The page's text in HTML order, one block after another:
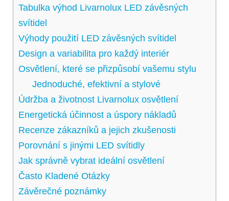
Tabulka výhod Livarnolux​ LED závěsných
svítidel
Výhody použití LED závěsných ‌svítidel
Design a variabilita ⁢pro‌ každý interiér
Osvětlení, které⁣ se přizpůsobí ‍vašemu stylu
Jednoduché, efektivní a⁣ stylové
Údržba a⁤ životnost Livarnolux osvětlení
Energetická účinnost a úspory nákladů
Recenze zákazníků ⁣a ‌jejich zkušenosti
Porovnání s jinými⁣ LED svítidly
Jak​ správně ⁤vybrat ideální osvětlení
Často Kladené Otázky
Závěrečné poznámky